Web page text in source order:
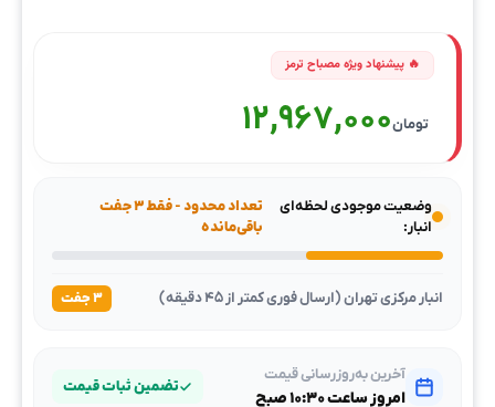
تومان12,967,000
وضعیت موجودی لحظه‌ای
انبار:
تعداد محدود - فقط ۳ جفت
باقی‌مانده
انبار مرکزی تهران (ارسال فوری کمتر از ۴۵ دقیقه) ۳ جفت
آخرین به‌روزرسانی قیمت
امروز ساعت ۱۰:۳۰ صبح
تضمین ثبات قیمت